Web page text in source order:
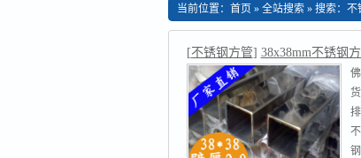
当前位置： 首页 » 全站搜索» 搜索：不
[不锈钢方管] 38x38mm不锈钢